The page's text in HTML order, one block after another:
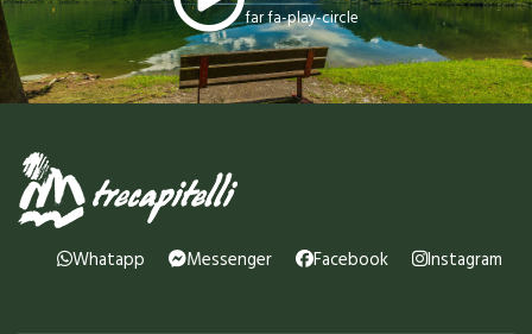
far fa-play-circle
Whatapp Messenger Facebook Instagram